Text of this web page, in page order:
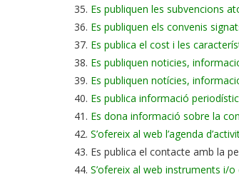
Es publiquen les subvencions
Es publiquen els convenis
Es publica el cost i les
Es publiquen noticies,
Es publiquen notícies,
Es publica informació
Es dona informació sobre la
S’ofereix al web l’agenda
Es publica el contacte amb la
S’ofereix al web instruments i/